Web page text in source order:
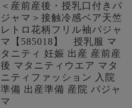
＜産前産後・授乳口付きパ
ジャマ＞接触冷感ベア天竺
レトロ花柄フリル袖パジャ
マ【585018】 授乳服 マ
タニティ 妊娠 出産 産前産
後 マタニティウエア マタ
ニティファッション 入院
準備 出産準備 産院 パジャ
マ